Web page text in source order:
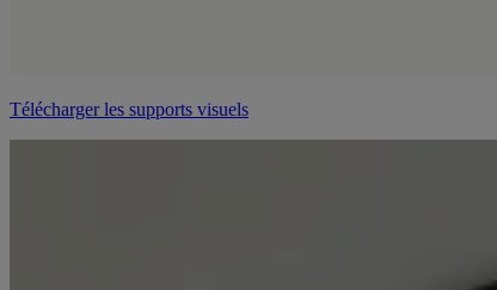
Télécharger les supports visuels